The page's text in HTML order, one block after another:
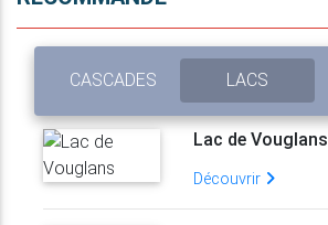
CASCADES LACS
Lac de Vouglans
Découvrir